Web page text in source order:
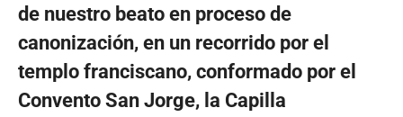
de nuestro beato en proceso de
canonización, en un recorrido por el
templo franciscano, conformado por el
Convento San Jorge, la Capilla